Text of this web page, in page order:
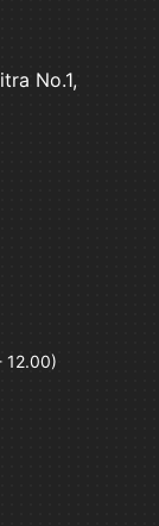
No.1,
12.00)